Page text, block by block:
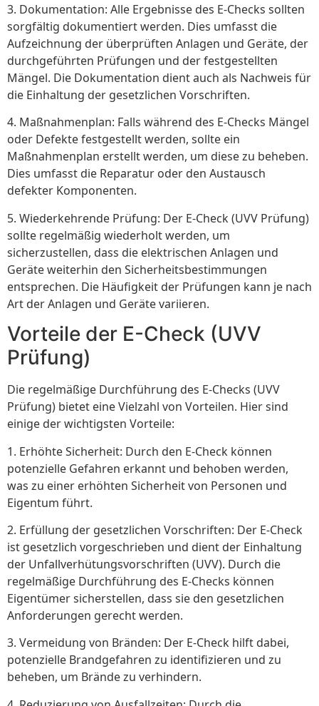
3. Dokumentation: Alle Ergebnisse des E-Checks sollten
sorgfältig dokumentiert werden. Dies umfasst die
Aufzeichnung der überprüften Anlagen und Geräte, der
durchgeführten Prüfungen und der festgestellten
Mängel. Die Dokumentation dient auch als Nachweis für
die Einhaltung der gesetzlichen Vorschriften.
4. Maßnahmenplan: Falls während des E-Checks Mängel
oder Defekte festgestellt werden, sollte ein
Maßnahmenplan erstellt werden, um diese zu beheben.
Dies umfasst die Reparatur oder den Austausch
defekter Komponenten.
5. Wiederkehrende Prüfung: Der E-Check (UVV Prüfung)
sollte regelmäßig wiederholt werden, um
sicherzustellen, dass die elektrischen Anlagen und
Geräte weiterhin den Sicherheitsbestimmungen
entsprechen. Die Häufigkeit der Prüfungen kann je nach
Art der Anlagen und Geräte variieren.
Vorteile der E-Check (UVV
Prüfung)
Die regelmäßige Durchführung des E-Checks (UVV
Prüfung) bietet eine Vielzahl von Vorteilen. Hier sind
einige der wichtigsten Vorteile:
1. Erhöhte Sicherheit: Durch den E-Check können
potenzielle Gefahren erkannt und behoben werden,
was zu einer erhöhten Sicherheit von Personen und
Eigentum führt.
2. Erfüllung der gesetzlichen Vorschriften: Der E-Check
ist gesetzlich vorgeschrieben und dient der Einhaltung
der Unfallverhütungsvorschriften (UVV). Durch die
regelmäßige Durchführung des E-Checks können
Eigentümer sicherstellen, dass sie den gesetzlichen
Anforderungen gerecht werden.
3. Vermeidung von Bränden: Der E-Check hilft dabei,
potenzielle Brandgefahren zu identifizieren und zu
beheben, um Brände zu verhindern.